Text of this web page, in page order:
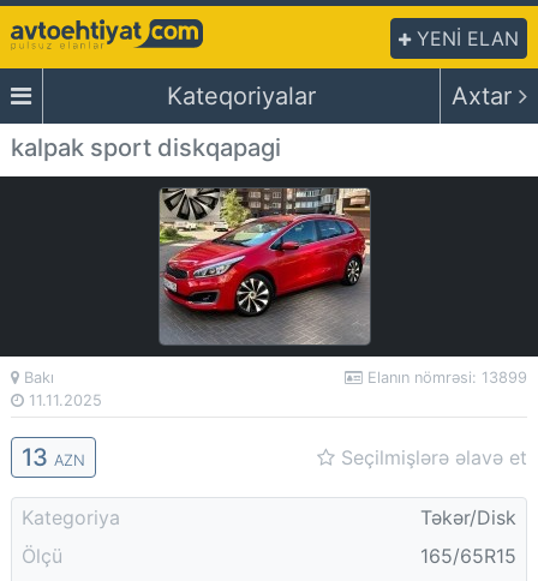
YENİ ELAN
Kateqoriyalar
Axtar
kalpak sport diskqapagi
Bakı
11.11.2025
Elanın nömrəsi: 13899
13 AZN Seçilmişlərə əlavə et
Kategoriya
Təkər/Disk
Ölçü
165/65R15